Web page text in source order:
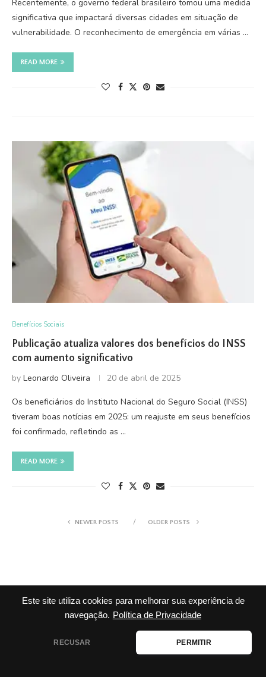
Este site utiliza cookies para melhorar sua experiência de
navegação. Política de Privacidade
RECUSAR PERMITIR
Recentemente, o governo federal brasileiro tomou uma medida
significativa que impactará diversas cidades em situação de
vulnerabilidade. O reconhecimento de emergência em várias …
READ MORE
Benefícios Sociais
Publicação atualiza valores dos benefícios do INSS
com aumento significativo
by Leonardo Oliveira 20 de abril de 2025
Os beneficiários do Instituto Nacional do Seguro Social (INSS)
tiveram boas notícias em 2025: um reajuste em seus benefícios
foi confirmado, refletindo as …
READ MORE
NEWER POSTS OLDER POSTS
✉ RECEBA POR E-MAIL